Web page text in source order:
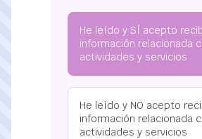
He leído y SÍ acepto
información relacionada
actividades y servicios
He leído y NO acepto
información relacionada
actividades y servicios